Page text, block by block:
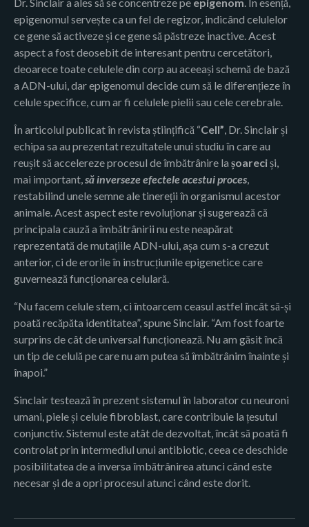
epigenomul servește ca un fel de regizor, indicând celulelor
ce gene să activeze și ce gene să păstreze inactive. Acest
aspect a fost deosebit de interesant pentru cercetători,
deoarece toate celulele din corp au aceeași schemă de bază
a ADN-ului, dar epigenomul decide cum să le diferențieze în
celule specifice, cum ar fi celulele pielii sau cele cerebrale.
În articolul publicat în revista științifică “Cell”, Dr. Sinclair și
echipa sa au prezentat rezultatele unui studiu în care au
reușit să accelereze procesul de îmbătrânire la șoareciși,
mai important,să inverseze efectele acestui proces,
restabilind unele semne ale tinereții în organismul acestor
animale. Acest aspect este revoluționar și sugerează că
principala cauză a îmbătrânirii nu este neapărat
reprezentată de mutațiile ADN-ului, așa cum s-a crezut
anterior, ci de erorile în instrucțiunile epigenetice care
guvernează funcționarea celulară.
“Nu facem celule stem, ci întoarcem ceasul astfel încât să-și
poată recăpăta identitatea”, spune Sinclair. “Am fost foarte
surprins de cât de universal funcționează. Nu am găsit încă
un tip de celulă pe care nu am putea să îmbătrânim înainte și
înapoi.”
Sinclair testează în prezent sistemul în laborator cu neuroni
umani, piele și celule fibroblast, care contribuie la țesutul
conjunctiv. Sistemul este atât de dezvoltat, încât să poată fi
controlat prin intermediul unui antibiotic, ceea ce deschide
posibilitatea de a inversa îmbătrânirea atunci când este
necesar și de a opri procesul atunci când este dorit.